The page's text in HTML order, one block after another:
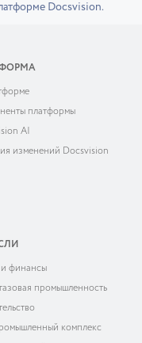
Docsvision.
платформы
AI
изменений Docsvision
и финансы
промышленность
комплекс